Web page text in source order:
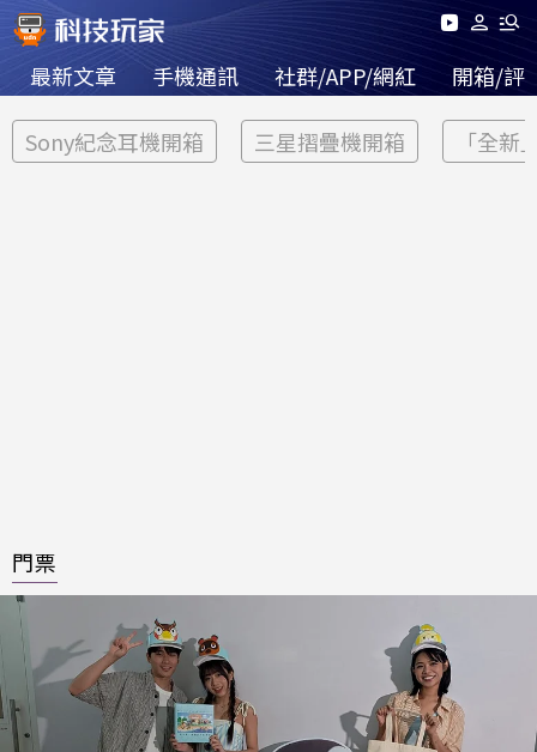
最新文章 手機通訊 社群/APP/網紅 開箱/評
Sony紀念耳機開箱 三星摺疊機開箱 「全新
門票